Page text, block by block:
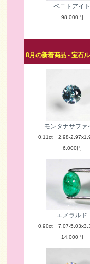
ベニトアイト
98,000円
8月の新着商品 - 宝石
モンタナサファ
0.11ct 2.98-
6,000円
エメラルド
0.90ct 7.07-
14,000円